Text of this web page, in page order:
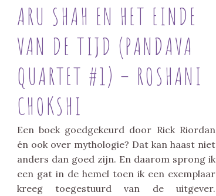
ARU SHAH EN HET EINDE
VAN DE TIJD (PANDAVA
QUARTET #1) – ROSHANI
CHOKSHI
Een boek goedgekeurd door Rick Riordan
én ook over mythologie? Dat kan haast niet
anders dan goed zijn. En daarom sprong ik
een gat in de hemel toen ik een exemplaar
kreeg toegestuurd van de uitgever.